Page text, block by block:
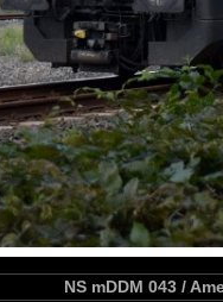
NS mDDM 043 /